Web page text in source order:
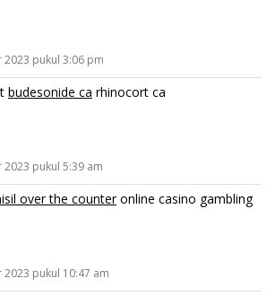
pukul 3:06 pm
budesonide ca rhinocort ca
pukul 5:39 am
over the counteronline casino gambling
pukul 10:47 am